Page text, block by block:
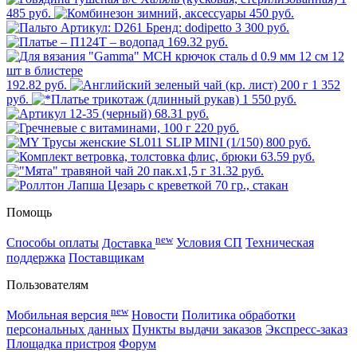
485 руб.
450 руб.
3 300 руб.
169.32 руб.
192.82 руб.
1 352
руб.
1 550 руб.
68.31 руб.
220 руб.
800 руб.
63.59 руб.
31.32 руб.
Помощь
Способы оплаты Доставка new Условия СП Техническая
поддержка Поставщикам
Пользователям
Мобильная версия new Новости Политика обработки
персональных данных Пункты выдачи заказов Экспресс-заказ
Площадка пристроя Форум